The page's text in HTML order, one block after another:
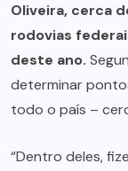
Oliveira, cerca
rodovias
deste ano.
determinar
todo o país –
“Dentro deles,